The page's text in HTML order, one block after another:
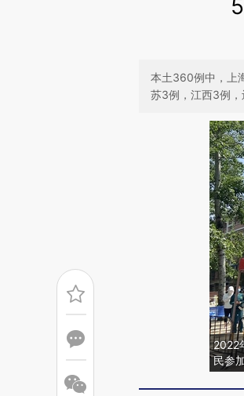
本土360例中，上
苏3例，江西3例，
2022
民参